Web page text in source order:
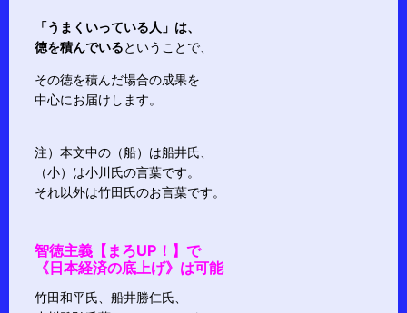
「うまくいっている人」は、
徳を積んでいるということで、
その徳を積んだ場合の成果を
中心にお届けします。
注）本文中の（船）は船井氏、
（小）は小川氏の言葉です。
それ以外は竹田氏のお言葉です。
智徳主義【まろUP！】で
《日本経済の底上げ》は可能
竹田和平氏、船井勝仁氏、